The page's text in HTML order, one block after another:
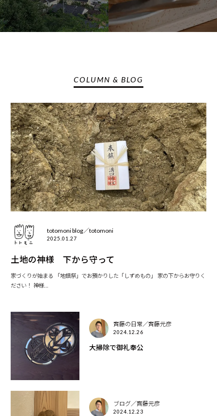
COLUMN & BLOG
totomoni blog／totomoni
2025.01.27
土地の神様 下から守って
家づくりが始まる 「地鎮祭」でお預かりした「しずめもの」 家の下からお守りく
ださい！ 神様...
齊藤の日常／齊藤元彦
2024.12.26
大掃除で御礼奉公
ブログ／齊藤元彦
2024.12.23